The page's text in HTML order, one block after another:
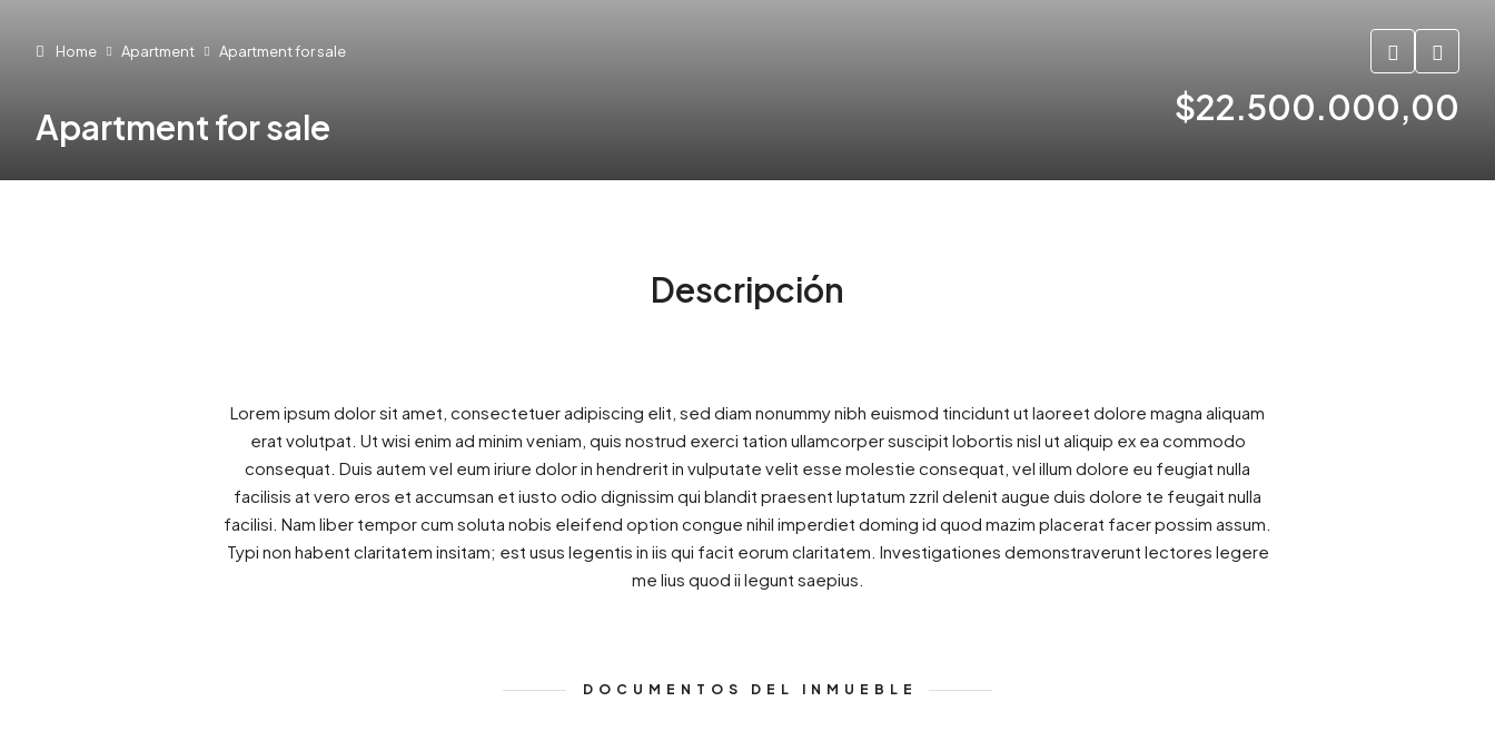
Home Apartment Apartment for sale
Apartment for sale $22.500.000,00
Descripción
Lorem ipsum dolor sit amet, consectetuer adipiscing elit, sed diam nonummy nibh euismod tincidunt ut laoreet dolore magna aliquam
erat volutpat. Ut wisi enim ad minim veniam, quis nostrud exerci tation ullamcorper suscipit lobortis nisl ut aliquip ex ea commodo
consequat. Duis autem vel eum iriure dolor in hendrerit in vulputate velit esse molestie consequat, vel illum dolore eu feugiat nulla
facilisis at vero eros et accumsan et iusto odio dignissim qui blandit praesent luptatum zzril delenit augue duis dolore te feugait nulla
facilisi. Nam liber tempor cum soluta nobis eleifend option congue nihil imperdiet doming id quod mazim placerat facer possim assum.
Typi non habent claritatem insitam; est usus legentis in iis qui facit eorum claritatem. Investigationes demonstraverunt lectores legere
me lius quod ii legunt saepius.
DOCUMENTOS DEL INMUEBLE